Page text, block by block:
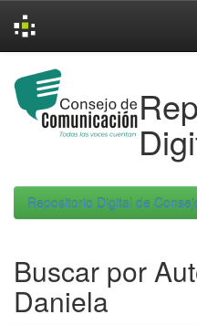
navigation
Repositorio Digital de
Buscar por
Daniela